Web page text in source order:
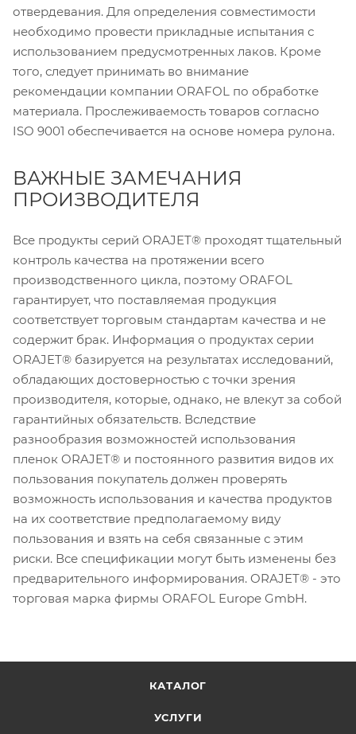
отвердевания. Для определения совместимости
необходимо провести прикладные испытания с
использованием предусмотренных лаков. Кроме
того, следует принимать во внимание
рекомендации компании ORAFOL по обработке
материала. Прослеживаемость товаров согласно
ISO 9001 обеспечивается на основе номера рулона.
ВАЖНЫЕ ЗАМЕЧАНИЯ
ПРОИЗВОДИТЕЛЯ
Все продукты серий ORAJET® проходят тщательный
контроль качества на протяжении всего
производственного цикла, поэтому ORAFOL
гарантирует, что поставляемая продукция
соответствует торговым стандартам качества и не
содержит брак. Информация о продуктах серии
ORAJET® базируется на результатах исследований,
обладающих достоверностью с точки зрения
производителя, которые, однако, не влекут за собой
гарантийных обязательств. Вследствие
разнообразия возможностей использования
пленок ORAJET® и постоянного развития видов их
пользования покупатель должен проверять
возможность использования и качества продуктов
на их соответствие предполагаемому виду
пользования и взять на себя связанные с этим
риски. Все спецификации могут быть изменены без
предварительного информирования. ORAJET® - это
торговая марка фирмы ORAFOL Europe GmbH.
КАТАЛОГ
УСЛУГИ